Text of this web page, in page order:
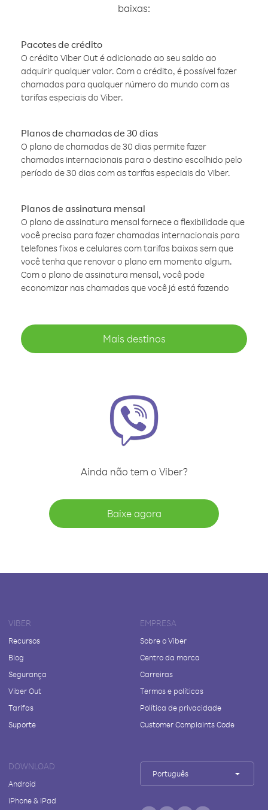
baixas:
Pacotes de crédito
O crédito Viber Out é adicionado ao seu saldo ao
adquirir qualquer valor. Com o crédito, é possível fazer
chamadas para qualquer número do mundo com as
tarifas especiais do Viber.
Planos de chamadas de 30 dias
O plano de chamadas de 30 dias permite fazer
chamadas internacionais para o destino escolhido pelo
período de 30 dias com as tarifas especiais do Viber.
Planos de assinatura mensal
O plano de assinatura mensal fornece a flexibilidade que
você precisa para fazer chamadas internacionais para
telefones fixos e celulares com tarifas baixas sem que
você tenha que renovar o plano em momento algum.
Com o plano de assinatura mensal, você pode
economizar nas chamadas que você já está fazendo
Mais destinos
Ainda não tem o Viber?
Baixe agora
VIBER
Recursos
Blog
Segurança
Viber Out
Tarifas
Suporte
EMPRESA
Sobre o Viber
Centro da marca
Carreiras
Termos e políticas
Política de privacidade
Customer Complaints Code
DOWNLOAD
Android
iPhone & iPad
Português